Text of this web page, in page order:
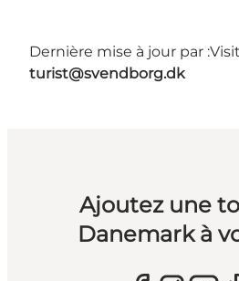
Dernière mise à jour par :
turist@svendborg.dk
Ajoutez une
Danemark à